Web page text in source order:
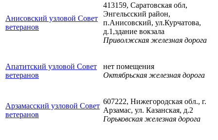
Анисовский узловой Совет
ветеранов
413159, Саратовская обл,
Энгельсский район,
п.Анисовский, ул.Курчатова,
д.1,здание вокзала
Приволжская железная дорога
Апатитский узловой Совет
ветеранов
нет помещения
Октябрьская железная дорога
Арзамасский узловой Совет
ветеранов
607222, Нижегородская обл., г.
Арзамас, ул. Казанская, д.2
Горьковская железная дорога